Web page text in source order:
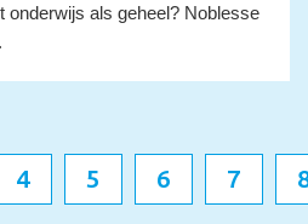
onderwijs als geheel? Noblesse
4 5 6 7